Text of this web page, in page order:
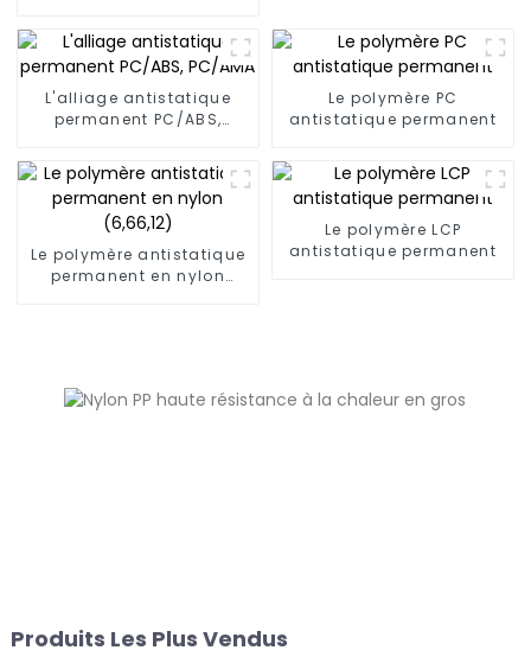
l'environnement et à
point d'éclair élevé
L'alliage antistatique
permanent PC/ABS,
Le polymère PC
antistatique permanent
Le polymère antistatique
permanent en nylon
Le polymère LCP
antistatique permanent
Produits Les Plus Vendus